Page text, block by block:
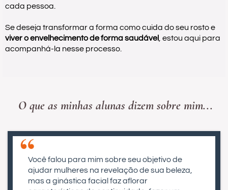
cada pessoa.
Se deseja transformar a forma como cuida do seu rosto e
viver o envelhecimento de forma saudável , estou aqui para
acompanhá-la nesse processo.
O que as minhas alunas dizem sobre mim...
Você falou para mim sobre seu objetivo de
ajudar mulheres na revelação de sua beleza,
mas a ginástica facial faz aflorar